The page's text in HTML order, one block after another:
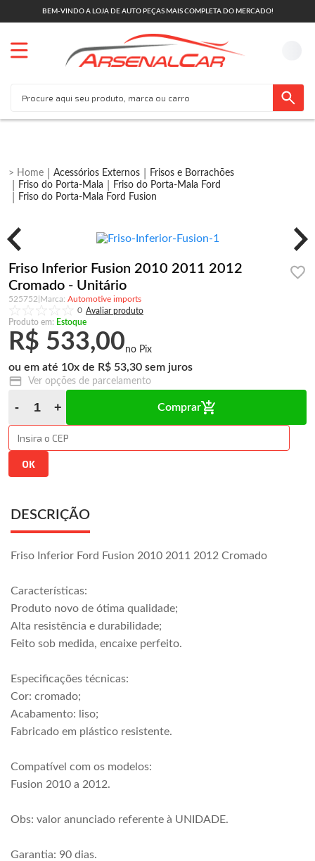
BEM-VINDO A LOJA DE AUTO PEÇAS MAIS COMPLETA DO MERCADO!
Acessórios Externos
Frisos e Borrachões
Friso do Porta-Mala
Friso do Porta-Mala Ford
Friso do Porta-Mala Ford Fusion
Friso Inferior Fusion 2010 2011 2012
Cromado - Unitário
525752
Automotive imports
0
Produto em: Estoque
R$ 533,00
10x R$ 53,30
Ver opções de parcelamento
Comprar
DESCRIÇÃO
Friso Inferior Ford Fusion 2010 2011 2012 Cromado
Características:
Produto novo de ótima qualidade;
Alta resistência e durabilidade;
Feito sob medida, encaixe perfeito.
Especificações técnicas:
Cor: cromado;
Acabamento: liso;
Fabricado em plástico resistente.
Compatível com os modelos:
Fusion 2010 a 2012.
Obs: valor anunciado referente à UNIDADE.
Garantia: 90 dias.